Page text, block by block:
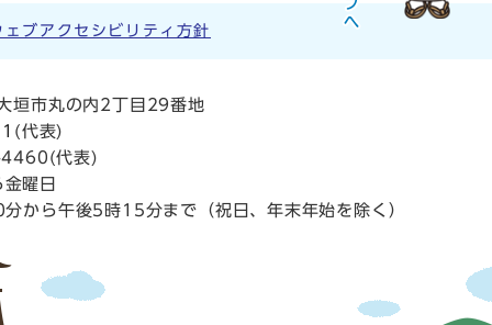
ェブアクセシビリティ方針
垣市丸の内2丁目29番地
(代表)
代表)
曜日
から午後5時15分まで（祝日、年末年始を除く）